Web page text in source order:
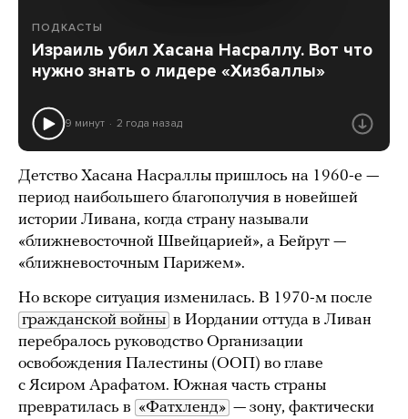
ПОДКАСТЫ
Израиль убил Хасана Насраллу. Вот что
нужно знать о лидере «Хизбаллы»
9 минут 2 года назад
Детство Хасана Насраллы пришлось на 1960-е —
период наибольшего благополучия в новейшей
истории Ливана, когда страну называли
«ближневосточной Швейцарией», а Бейрут —
«ближневосточным Парижем».
Но вскоре ситуация изменилась. В 1970-м после
гражданской войны в Иордании оттуда в Ливан
перебралось руководство Организации
освобождения Палестины (ООП) во главе
с Ясиром Арафатом. Южная часть страны
превратилась в «Фатхленд» — зону, фактически